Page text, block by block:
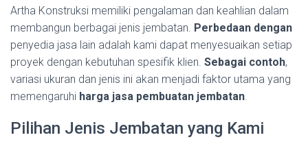
Artha Konstruksi memiliki pengalaman dan keahlian dalam
membangun berbagai jenis jembatan. Perbedaan dengan
penyedia jasa lain adalah kami dapat menyesuaikan setiap
proyek dengan kebutuhan spesifik klien. Sebagai contoh,
variasi ukuran dan jenis ini akan menjadi faktor utama yang
memengaruhi harga jasa pembuatan jembatan.
Pilihan Jenis Jembatan yang Kami